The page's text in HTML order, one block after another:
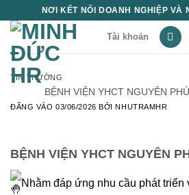
qua
dung
NƠI KẾT NỐI DOANH NGHIỆP VÀ
Tài khoản
TIN THƯỜNG
BỆNH VIỆN YHCT NGUYÊN
ĐĂNG VÀO03/06/2026 BỞINHUTRAMHR
BỆNH VIỆN YHCT NGUYÊN
Nhằm đáp ứng nhu cầu phát triển